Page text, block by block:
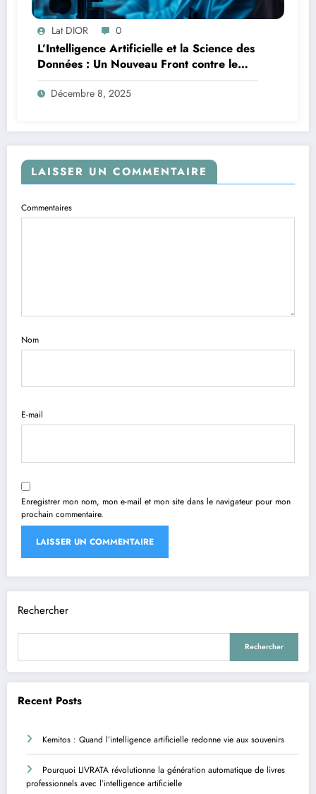
Lat DIOR 0
L’Intelligence Artificielle et la Science des
Données : Un Nouveau Front contre le
Paludisme en Afrique
Décembre 8, 2025
LAISSER UN COMMENTAIRE
Commentaires
Nom
E-mail
Enregistrer mon nom, mon e-mail et mon site dans le navigateur pour mon
prochain commentaire.
Rechercher
Rechercher
Recent Posts
Kemitos : Quand l’intelligence artificielle redonne vie aux souvenirs
Pourquoi LIVRATA révolutionne la génération automatique de livres
professionnels avec l’intelligence artificielle